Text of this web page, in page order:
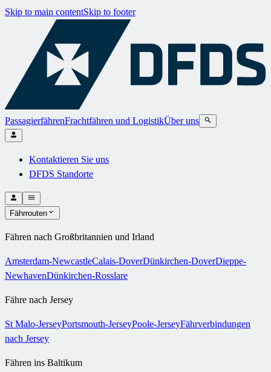
Skip to main contentSkip to footer
PassagierfährenFrachtfähren und LogistikÜber uns
Kontaktieren Sie uns
DFDS Standorte
Fährrouten
Fähren nach Großbritannien und Irland
Amsterdam-NewcastleCalais-DoverDünkirchen-DoverDieppe-
NewhavenDünkirchen-Rosslare
Fähre nach Jersey
St Malo-JerseyPortsmouth-JerseyPoole-JerseyFährverbindungen
nach Jersey
Fähren ins Baltikum